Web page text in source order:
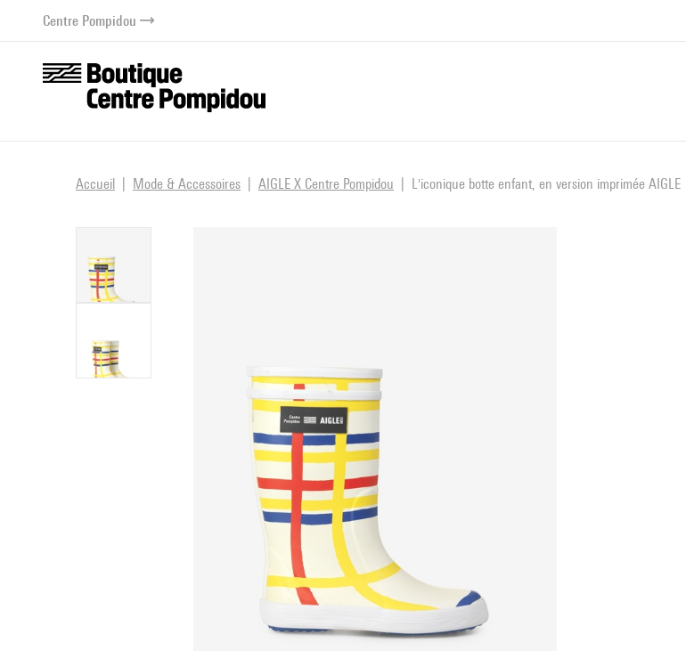
contenuCentre Pompidou
Accueil Mode & Accessoires AIGLE X Centre Pompidou L'iconique botte enfant, en version imprimée AIGLE